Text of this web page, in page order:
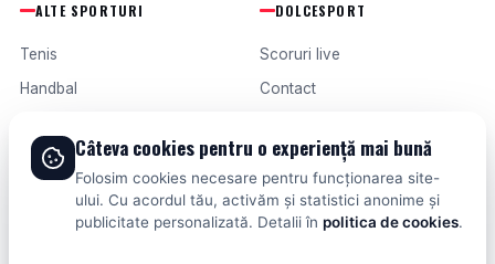
ALTE SPORTURI
Tenis
Handbal
Formula 1
Fotbal intern
Fotbal extern
DOLCESPORT
Scoruri live
Contact
Termeni și condiții
Câteva cookies pentru o experiență mai bună
Folosim cookies necesare pentru funcționarea site-
ului. Cu acordul tău, activăm și statistici anonime și
publicitate personalizată. Detalii în politica de cookies.